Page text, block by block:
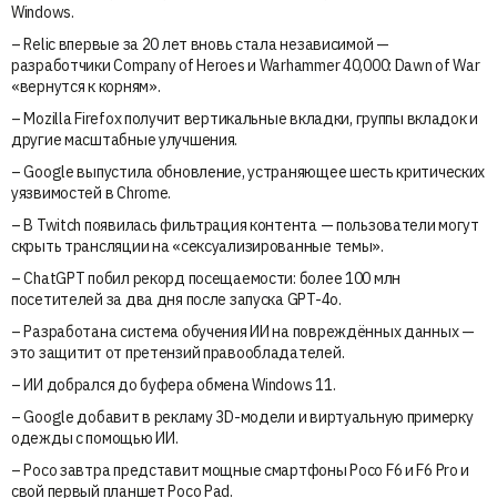
Windows.
– Relic впервые за 20 лет вновь стала независимой —
разработчики Company of Heroes и Warhammer 40,000: Dawn of War
«вернутся к корням».
– Mozilla Firefox получит вертикальные вкладки, группы вкладок и
другие масштабные улучшения.
– Google выпустила обновление, устраняющее шесть критических
уязвимостей в Chrome.
– В Twitch появилась фильтрация контента — пользователи могут
скрыть трансляции на «сексуализированные темы».
– ChatGPT побил рекорд посещаемости: более 100 млн
посетителей за два дня после запуска GPT-4o.
– Разработана система обучения ИИ на повреждённых данных —
это защитит от претензий правообладателей.
– ИИ добрался до буфера обмена Windows 11.
– Google добавит в рекламу 3D-модели и виртуальную примерку
одежды с помощью ИИ.
– Poco завтра представит мощные смартфоны Poco F6 и F6 Pro и
свой первый планшет Poco Pad.